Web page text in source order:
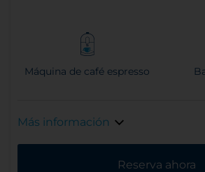
Máquina de café espresso
Más información
Reserva ahora